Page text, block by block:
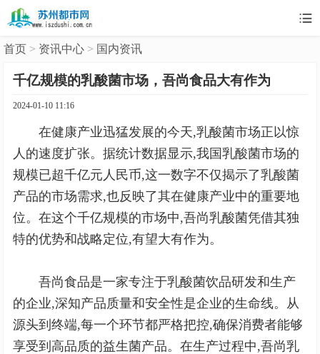

首页 > 资讯中心 > 国内资讯
千亿规模的乳酸菌市场，吾尚食品大有作为
2024-01-10 11:16
在健康产业迅猛发展的今天,乳酸菌市场正以惊
人的速度扩张。据统计数据显示,我国乳酸菌市场的
规模已超千亿元人民币,这一数字不仅揭示了乳酸菌
产品的市场需求,也反映了其在健康产业中的重要地
位。在这个千亿规模的市场中,吾尚乳酸菌凭借其独
特的优势和战略定位,有望大有作为。
吾尚食品是一家专注于乳酸菌饮品研发和生产
的企业,深知产品质量和安全性是企业的生命线。从
源头到终端,每一个环节都严格把控,确保消费者能够
享受到高品质的益生菌产品。在生产过程中,吾尚乳